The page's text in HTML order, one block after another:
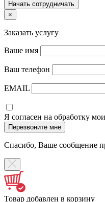
×
Заказать услугу
Ваше имя
Ваш телефон
EMAIL
Я согласен на обработку
Спасибо, Ваше сообщение
Товар добавлен в корзину